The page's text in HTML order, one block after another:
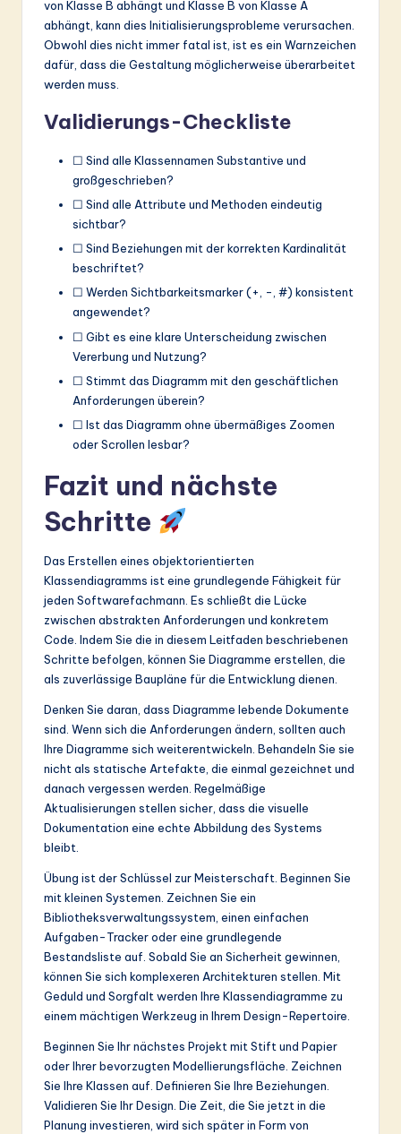
von Klasse B abhängt und Klasse B von Klasse A
abhängt, kann dies Initialisierungsprobleme verursachen.
Obwohl dies nicht immer fatal ist, ist es ein Warnzeichen
dafür, dass die Gestaltung möglicherweise überarbeitet
werden muss.
Validierungs-Checkliste
☐ Sind alle Klassennamen Substantive und
großgeschrieben?
☐ Sind alle Attribute und Methoden eindeutig
sichtbar?
☐ Sind Beziehungen mit der korrekten Kardinalität
beschriftet?
☐ Werden Sichtbarkeitsmarker (+, -, #) konsistent
angewendet?
☐ Gibt es eine klare Unterscheidung zwischen
Vererbung und Nutzung?
☐ Stimmt das Diagramm mit den geschäftlichen
Anforderungen überein?
☐ Ist das Diagramm ohne übermäßiges Zoomen
oder Scrollen lesbar?
Fazit und nächste
Schritte
Das Erstellen eines objektorientierten
Klassendiagramms ist eine grundlegende Fähigkeit für
jeden Softwarefachmann. Es schließt die Lücke
zwischen abstrakten Anforderungen und konkretem
Code. Indem Sie die in diesem Leitfaden beschriebenen
Schritte befolgen, können Sie Diagramme erstellen, die
als zuverlässige Baupläne für die Entwicklung dienen.
Denken Sie daran, dass Diagramme lebende Dokumente
sind. Wenn sich die Anforderungen ändern, sollten auch
Ihre Diagramme sich weiterentwickeln. Behandeln Sie sie
nicht als statische Artefakte, die einmal gezeichnet und
danach vergessen werden. Regelmäßige
Aktualisierungen stellen sicher, dass die visuelle
Dokumentation eine echte Abbildung des Systems
bleibt.
Übung ist der Schlüssel zur Meisterschaft. Beginnen Sie
mit kleinen Systemen. Zeichnen Sie ein
Bibliotheksverwaltungssystem, einen einfachen
Aufgaben-Tracker oder eine grundlegende
Bestandsliste auf. Sobald Sie an Sicherheit gewinnen,
können Sie sich komplexeren Architekturen stellen. Mit
Geduld und Sorgfalt werden Ihre Klassendiagramme zu
einem mächtigen Werkzeug in Ihrem Design-Repertoire.
Beginnen Sie Ihr nächstes Projekt mit Stift und Papier
oder Ihrer bevorzugten Modellierungsfläche. Zeichnen
Sie Ihre Klassen auf. Definieren Sie Ihre Beziehungen.
Validieren Sie Ihr Design. Die Zeit, die Sie jetzt in die
Planung investieren, wird sich später in Form von